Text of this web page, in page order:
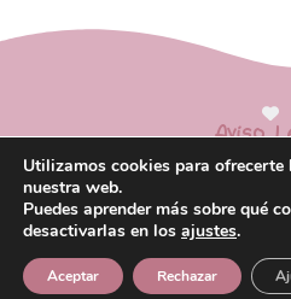
made with love by
Aviso
Política de
Política de
Utilizamos cookies para ofrecerte
nuestra web.
Puedes aprender más sobre qué
desactivarlas en los ajustes.
Aceptar Rechazar